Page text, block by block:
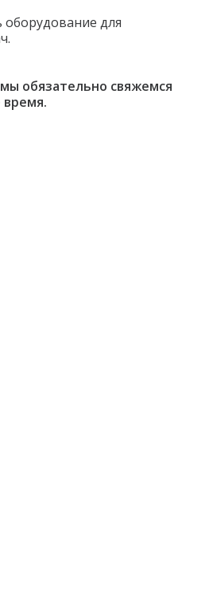
для
обязательно свяжемся